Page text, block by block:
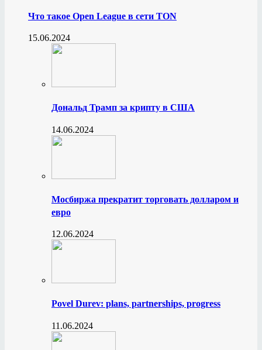
Что такое Open League в сети TON
15.06.2024
Дональд Трамп за крипту в США
14.06.2024
Мосбиржа прекратит торговать долларом и
евро
12.06.2024
Povel Durev: plans, partnerships, progress
11.06.2024